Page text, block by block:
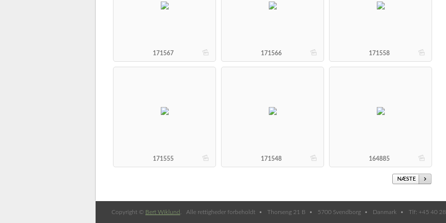
b
171567 b
171566 b
171558
b
171555 b
171548 b
164885
NÆSTE
Copyright © Bert Wiklund . Alle rettigheder forbeholdt Thorseng 21 B 5700 Svendborg Danmark Tlf: +45 40